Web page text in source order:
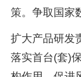
策。争取国家
扩大产品研发
落实首台(套)